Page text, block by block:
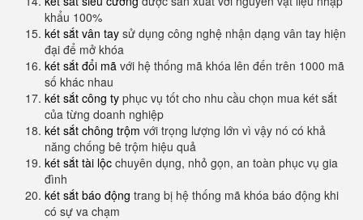
khẩu 100%
két sắt vân tay sử dụng công nghệ nhận dạng vân tay hiện
đại để mở khóa
két sắt đổi mã với hệ thống mã khóa lên đến trên 1000 mã
số khác nhau
két sắt công ty phục vụ tốt cho nhu cầu chọn mua két sắt
của từng doanh nghiệp
két sắt chông trộm với trọng lượng lớn vì vậy nó có khả
năng chống bê trộm hiệu quả
két sắt tài lộc chuyên dụng, nhỏ gọn, an toàn phục vụ gia
đình
két sắt báo động trang bị hệ thống mã khóa báo động khi
có sự va chạm